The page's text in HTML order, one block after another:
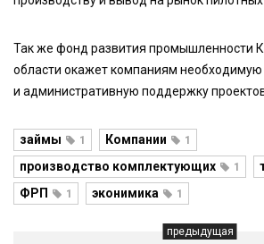
Так же фонд развития промышленности
области окажет компаниям
и административную поддержку
займы 1 Компании 1
производство комплектующих 1
ФРП 1 эконимика 1
предыдущая